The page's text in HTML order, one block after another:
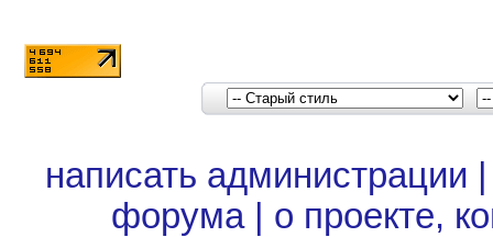
написать администрации
форума| о проекте,